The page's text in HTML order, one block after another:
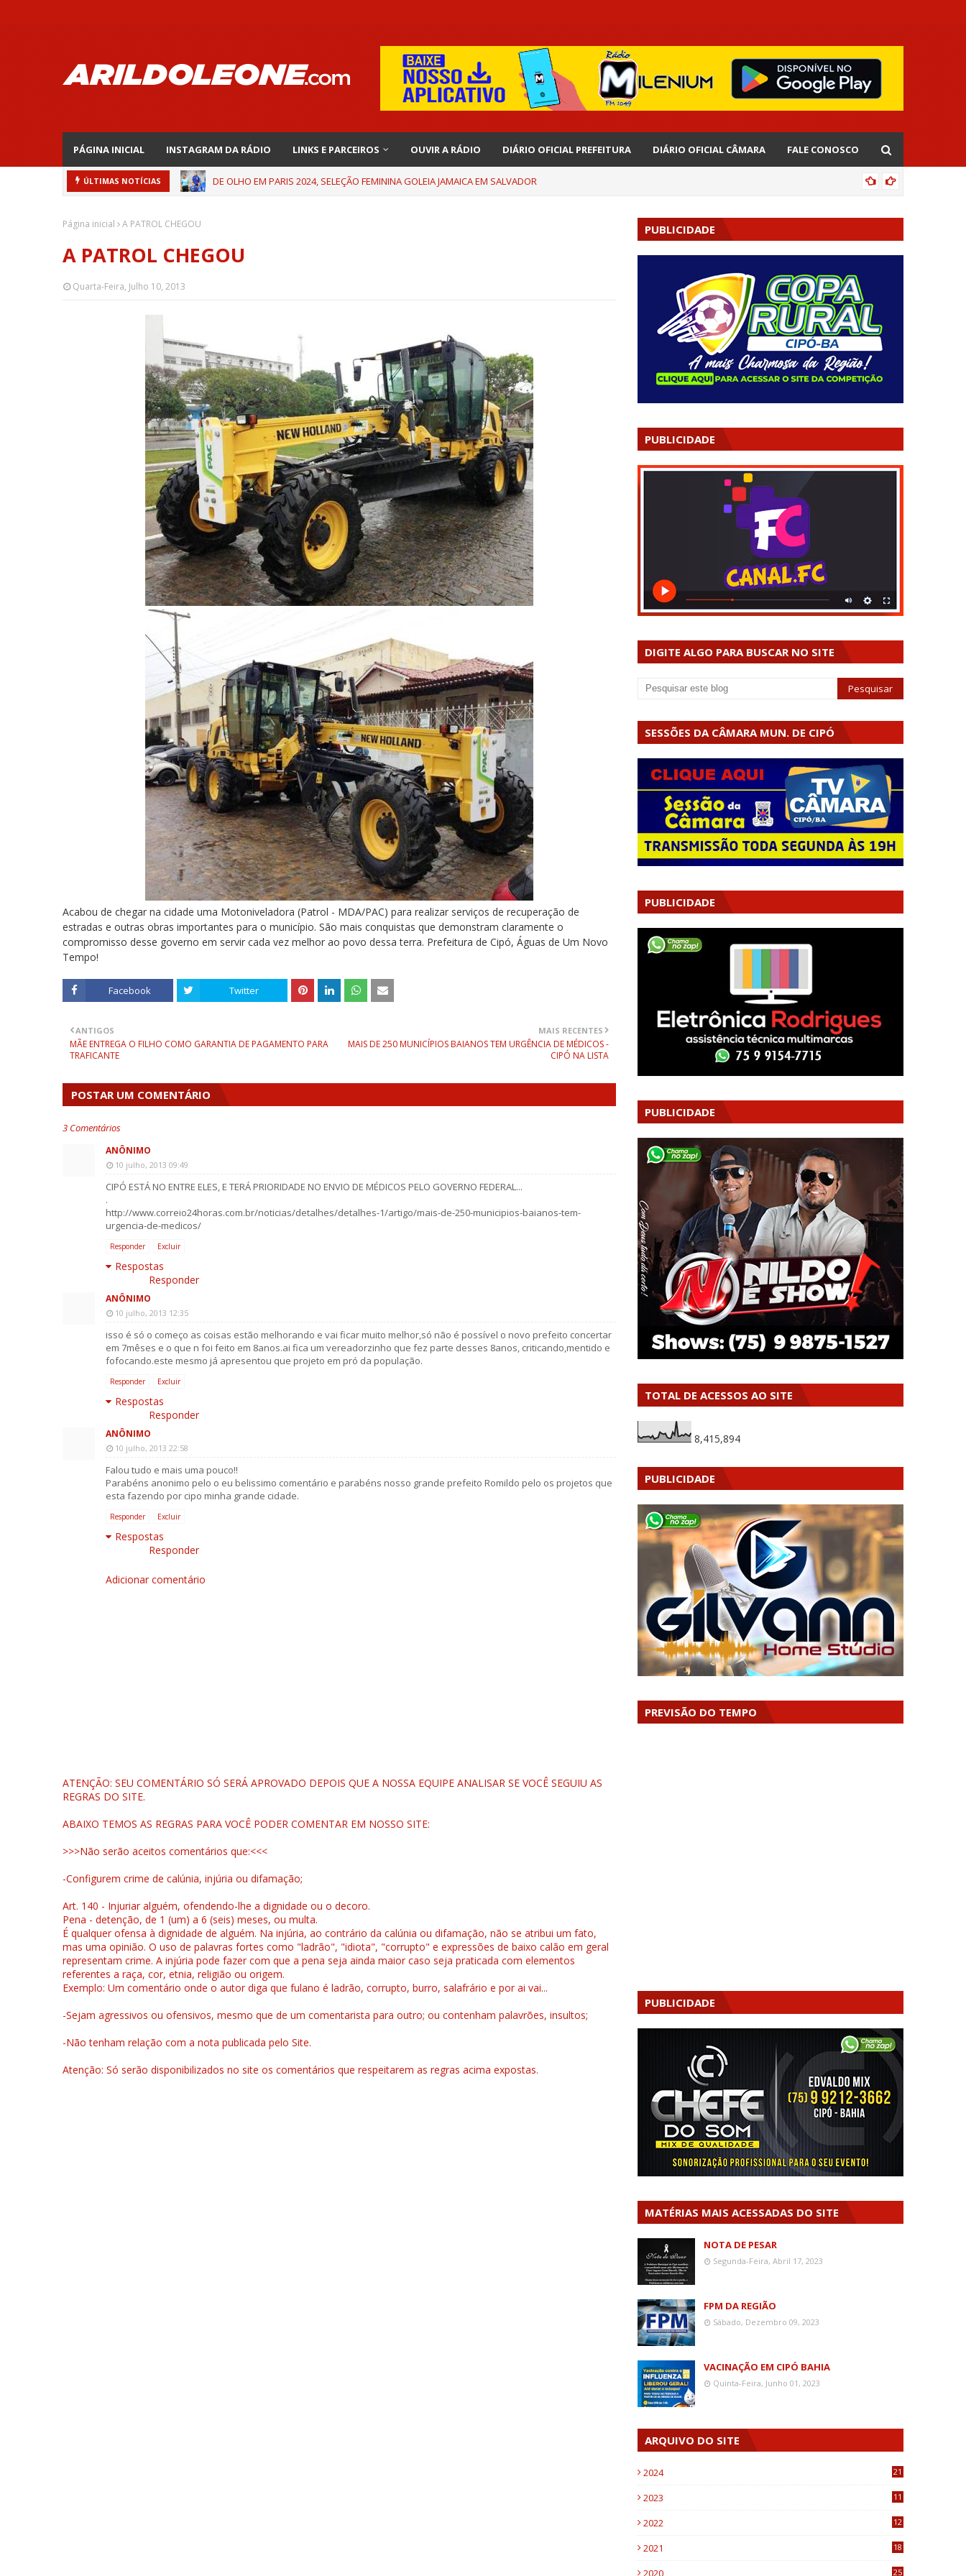
PÁGINA INICIAL INSTAGRAM DA RÁDIO LINKS E PARCEIROS OUVIR A RÁDIO DIÁRIO OFICIAL PREFEITURA DIÁRIO OFICIAL CÂMARA FALE CONOSCO
ÚLTIMAS NOTÍCIAS DE OLHO EM PARIS 2024, SELEÇÃO FEMININA GOLEIA JAMAICA EM SALVADOR
Página inicial A PATROL CHEGOU
A PATROL CHEGOU
Quarta-Feira, Julho 10, 2013
Acabou de chegar na cidade uma Motoniveladora (Patrol - MDA/PAC) para realizar serviços de recuperação de
estradas e outras obras importantes para o município. São mais conquistas que demonstram claramente o
compromisso desse governo em servir cada vez melhor ao povo dessa terra. Prefeitura de Cipó, Águas de Um Novo
Tempo!
Facebook Twitter
MAIS RECENTES
MAIS DE 250 MUNICÍPIOS BAIANOS TEM URGÊNCIA DE MÉDICOS -
CIPÓ NA LISTA
ANTIGOS
MÃE ENTREGA O FILHO COMO GARANTIA DE PAGAMENTO PARA
TRAFICANTE
POSTAR UM COMENTÁRIO
3 Comentários
ANÔNIMO
10 julho, 2013 09:49
CIPÓ ESTÁ NO ENTRE ELES, E TERÁ PRIORIDADE NO ENVIO DE MÉDICOS PELO GOVERNO FEDERAL...
.
http://www.correio24horas.com.br/noticias/detalhes/detalhes-1/artigo/mais-de-250-municipios-baianos-tem-
urgencia-de-medicos/
Responder Excluir
Respostas
Responder
ANÔNIMO
10 julho, 2013 12:35
isso é só o começo as coisas estão melhorando e vai ficar muito melhor,só não é possível o novo prefeito concertar
em 7mêses e o que n foi feito em 8anos.ai fica um vereadorzinho que fez parte desses 8anos, criticando,mentido e
fofocando.este mesmo já apresentou que projeto em pró da população.
Responder Excluir
Respostas
Responder
ANÔNIMO
10 julho, 2013 22:58
Falou tudo e mais uma pouco!!
Parabéns anonimo pelo o eu belissimo comentário e parabéns nosso grande prefeito Romildo pelo os projetos que
esta fazendo por cipo minha grande cidade.
Responder Excluir
Respostas
Responder
Adicionar comentário
ATENÇÃO: SEU COMENTÁRIO SÓ SERÁ APROVADO DEPOIS QUE A NOSSA EQUIPE ANALISAR SE VOCÊ SEGUIU AS
REGRAS DO SITE.
ABAIXO TEMOS AS REGRAS PARA VOCÊ PODER COMENTAR EM NOSSO SITE:
>>>Não serão aceitos comentários que:<<<
-Configurem crime de calúnia, injúria ou difamação;
Art. 140 - Injuriar alguém, ofendendo-lhe a dignidade ou o decoro.
Pena - detenção, de 1 (um) a 6 (seis) meses, ou multa.
É qualquer ofensa à dignidade de alguém. Na injúria, ao contrário da calúnia ou difamação, não se atribui um fato,
mas uma opinião. O uso de palavras fortes como "ladrão", "idiota", "corrupto" e expressões de baixo calão em geral
representam crime. A injúria pode fazer com que a pena seja ainda maior caso seja praticada com elementos
referentes a raça, cor, etnia, religião ou origem.
Exemplo: Um comentário onde o autor diga que fulano é ladrão, corrupto, burro, salafrário e por ai vai...
-Sejam agressivos ou ofensivos, mesmo que de um comentarista para outro; ou contenham palavrões, insultos;
-Não tenham relação com a nota publicada pelo Site.
Atenção: Só serão disponibilizados no site os comentários que respeitarem as regras acima expostas.
PUBLICIDADE
PUBLICIDADE
DIGITE ALGO PARA BUSCAR NO SITE
SESSÕES DA CÂMARA MUN. DE CIPÓ
PUBLICIDADE
PUBLICIDADE
TOTAL DE ACESSOS AO SITE
8,415,894
PUBLICIDADE
PREVISÃO DO TEMPO
PUBLICIDADE
MATÉRIAS MAIS ACESSADAS DO SITE
NOTA DE PESAR
Segunda-Feira, Abril 17, 2023
FPM DA REGIÃO
Sábado, Dezembro 09, 2023
VACINAÇÃO EM CIPÓ BAHIA
Quinta-Feira, Junho 01, 2023
ARQUIVO DO SITE
2024 21
2023
11
2022
12
2021
18
2020 25